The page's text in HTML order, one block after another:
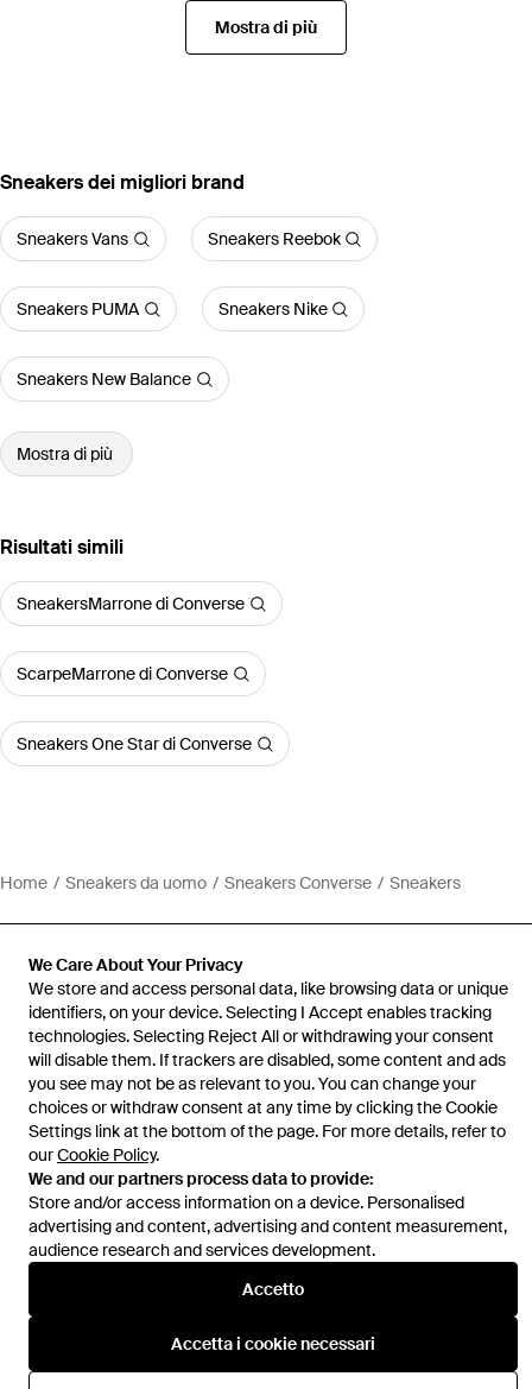
We Care About Your Privacy
We store and access personal data, like browsing data or unique
identifiers, on your device. Selecting I Accept enables tracking
technologies. Selecting Reject All or withdrawing your consent
will disable them. If trackers are disabled, some content and ads
you see may not be as relevant to you. You can change your
choices or withdraw consent at any time by clicking the Cookie
Settings link at the bottom of the page. For more details, refer to
ourCookie Policy.
We and our partners process data to provide:
Store and/or access information on a device. Personalised
advertising and content, advertising and content measurement,
audience research and services development.
Accetto
Accetta i cookie necessari
Mostra di più
‪Sneakers‬ dei migliori brand
Sneakers Vans Sneakers Reebok
Sneakers PUMA Sneakers Nike
Sneakers New Balance
Mostra di più
Risultati simili
SneakersMarrone di Converse
ScarpeMarrone di Converse
Sneakers One Star di Converse
Home Sneakers da uomo Sneakers Converse Sneakers
Assistenza e info